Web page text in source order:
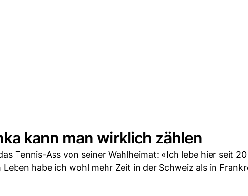
kann man wirklich zählen
Tennis-Ass von seiner Wahlheimat: «Ich lebe hier seit
habe ich wohl mehr Zeit in der Schweiz als in